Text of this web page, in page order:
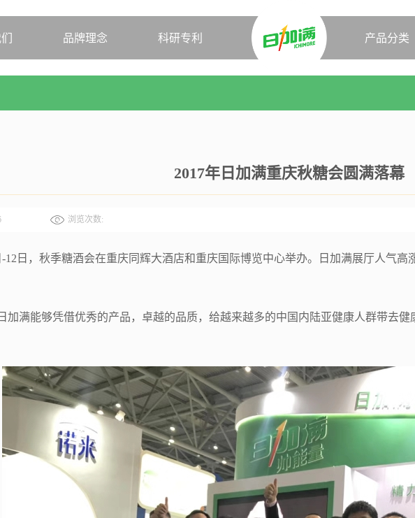
品牌理念 科研专利 产品分类
2017年日加满重庆秋糖会圆满落幕
浏览次数:
-12日，秋季糖酒会在重庆同辉大酒店和重庆国际博览中心举办。日加满展厅人气
加满能够凭借优秀的产品，卓越的品质，给越来越多的中国内陆亚健康人群带去